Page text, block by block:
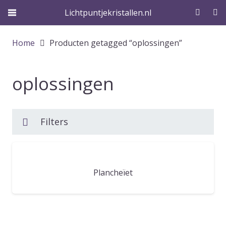
Lichtpuntjekristallen.nl
Home Producten getagged “oplossingen”
oplossingen
Filters
Plancheïet